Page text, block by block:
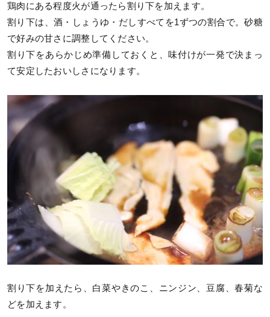
鶏肉にある程度火が通ったら割り下を加えます。
割り下は、酒・しょうゆ・だしすべてを1ずつの割合で。砂糖
で好みの甘さに調整してください。
割り下をあらかじめ準備しておくと、味付けが一発で決まっ
て安定したおいしさになります。
割り下を加えたら、白菜やきのこ、ニンジン、豆腐、春菊な
どを加えます。